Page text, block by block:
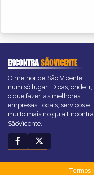
ENCONTRASÃOVICENTE
O melhor de São Vicente
num só lugar! Dicas, onde ir,
o que fazer, as melhores
empresas, locais, serviços e
muito mais no guia Encontra
SãoVicente.
Termos|